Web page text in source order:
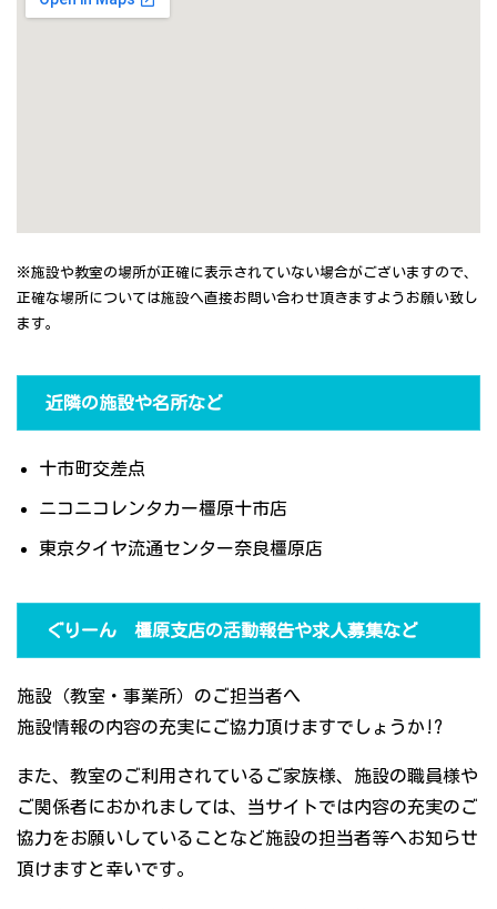
※施設や教室の場所が正確に表示されていない場合がございますので、
正確な場所については施設へ直接お問い合わせ頂きますようお願い致し
ます。
近隣の施設や名所など
十市町交差点
ニコニコレンタカー橿原十市店
東京タイヤ流通センター奈良橿原店
ぐりーん 橿原支店の活動報告や求人募集など
施設（教室・事業所）のご担当者へ
施設情報の内容の充実にご協力頂けますでしょうか!?
また、教室のご利用されているご家族様、施設の職員様や
ご関係者におかれましては、当サイトでは内容の充実のご
協力をお願いしていることなど施設の担当者等へお知らせ
頂けますと幸いです。